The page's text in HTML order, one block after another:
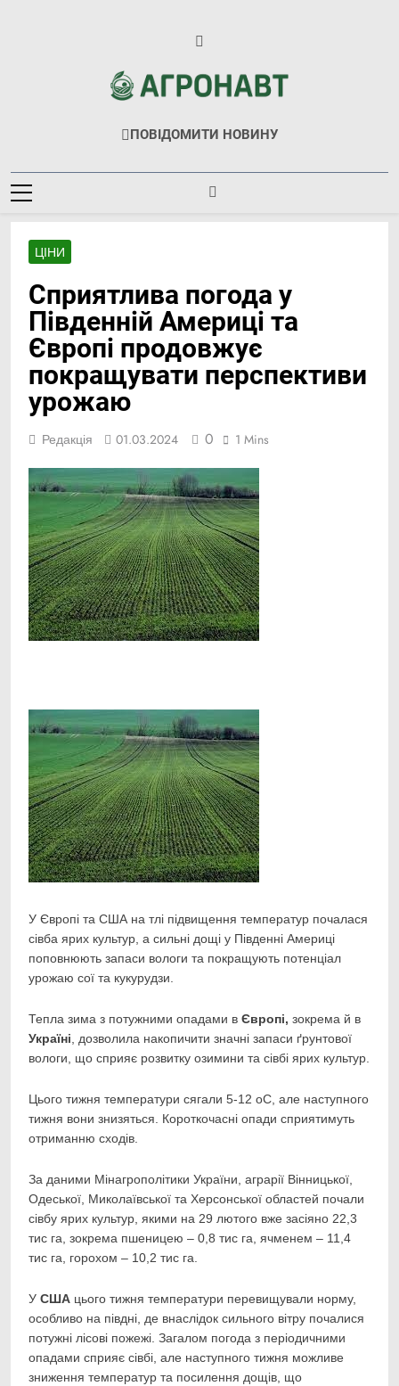
Агронавт
Новини Українського Агробізнесу
ПОВІДОМИТИ НОВИНУ
ЦІНИ
Сприятлива погода у
Південній Америці та
Європі продовжує
покращувати перспективи
урожаю
Редакція 01.03.2024 0 1 Mins
Link
У Європі та США на тлі підвищення температур почалася
сівба ярих культур, а сильні дощі у Південні Америці
поповнюють запаси вологи та покращують потенціал
урожаю сої та кукурудзи.
Тепла зима з потужними опадами в Європі, зокрема й в
Україні , дозволила накопичити значні запаси ґрунтової
вологи, що сприяє розвитку озимини та сівбі ярих культур.
Цього тижня температури сягали 5-12 оС, але наступного
тижня вони знизяться. Короткочасні опади сприятимуть
отриманню сходів.
За даними Мінагрополітики України, аграрії Вінницької,
Одеської, Миколаївської та Херсонської областей почали
сівбу ярих культур, якими на 29 лютого вже засіяно 22,3
тис га, зокрема пшеницею – 0,8 тис га, ячменем – 11,4
тис га, горохом – 10,2 тис га.
У США цього тижня температури перевищували норму,
особливо на півдні, де внаслідок сильного вітру почалися
потужні лісові пожежі. Загалом погода з періодичними
опадами сприяє сівбі, але наступного тижня можливе
зниження температур та посилення дощів, що